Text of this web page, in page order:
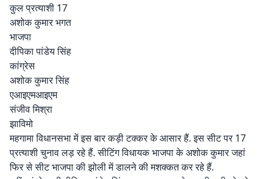
कुल प्रत्याशी 17
अशोक कुमार भगत
भाजपा
दीपिका पांडेय सिंह
कांग्रेस
अशोक कुमार सिंह
एआइएमआइएम
संजीव मिश्रा
झाविमो
महगामा विधानसभा में इस बार कड़ी टक्कर के आसार हैं. इस सीट पर 17
प्रत्याशी चुनाव लड़ रहे हैं. सीटिंग विधायक भाजपा के अशोक कुमार जहां
फिर से सीट भाजपा की झोली में डालने की मशक्कत कर रहे हैं.